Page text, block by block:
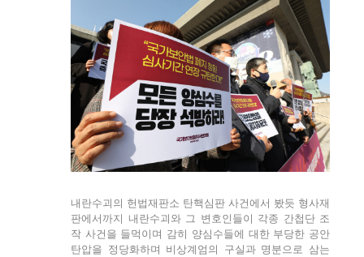
내란수괴의 헌법재판소 탄핵심판 사건에서 봤듯 형사재
판에서까지 내란수괴와 그 변호인들이 각종 간첩단 조
작 사건을 들먹이며 감히 양심수들에 대한 부당한 공안
탄압을 정당화하며 비상계엄의 구실과 명분으로 삼는